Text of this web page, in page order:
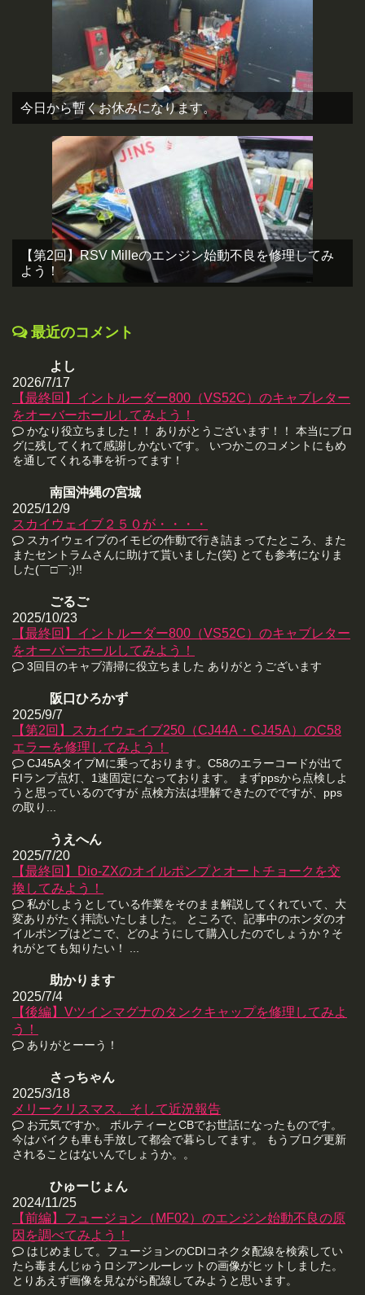
今日から暫くお休みになります。
【第2回】RSV Milleのエンジン始動不良を修理してみ
よう！
最近のコメント
よし
2026/7/17
【最終回】イントルーダー800（VS52C）のキャブレター
をオーバーホールしてみよう！
かなり役立ちました！！ ありがとうございます！！ 本当にブロ
グに残してくれて感謝しかないです。 いつかこのコメントにもめ
を通してくれる事を祈ってます！
南国沖縄の宮城
2025/12/9
スカイウェイブ２５０が・・・・
スカイウェイブのイモビの作動で行き詰まってたところ、また
またセントラムさんに助けて貰いました(笑) とても参考になりま
した(￣□￣;)!!
ごるご
2025/10/23
【最終回】イントルーダー800（VS52C）のキャブレター
をオーバーホールしてみよう！
3回目のキャブ清掃に役立ちました ありがとうございます
阪口ひろかず
2025/9/7
【第2回】スカイウェイブ250（CJ44A・CJ45A）のC58
エラーを修理してみよう！
CJ45AタイプMに乗っております。C58のエラーコードが出て
FIランプ点灯、1速固定になっております。 まずppsから点検しよ
うと思っているのですが 点検方法は理解できたのでですが、pps
の取り...
うえへん
2025/7/20
【最終回】Dio-ZXのオイルポンプとオートチョークを交
換してみよう！
私がしようとしている作業をそのまま解説してくれていて、大
変ありがたく拝読いたしました。 ところで、記事中のホンダのオ
イルポンプはどこで、どのようにして購入したのでしょうか？そ
れがとても知りたい！ ...
助かります
2025/7/4
【後編】Vツインマグナのタンクキャップを修理してみよ
う！
ありがとーーう！
さっちゃん
2025/3/18
メリークリスマス。そして近況報告
お元気ですか。 ボルティーとCBでお世話になったものです。
今はバイクも車も手放して都会で暮らしてます。 もうブログ更新
されることはないんでしょうか。。
ひゅーじょん
2024/11/25
【前編】フュージョン（MF02）のエンジン始動不良の原
因を調べてみよう！
はじめまして。フュージョンのCDIコネクタ配線を検索してい
たら毒まんじゅうロシアンルーレットの画像がヒットしました。
とりあえず画像を見ながら配線してみようと思います。